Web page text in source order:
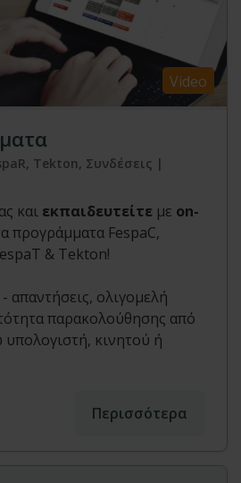
Video
Tekton, Συνδέσεις |
και εκπαιδευτείτε με on-
προγράμματα FespaC,
& Tekton!
απαντήσεις, oλιγομελή
παρακολούθησης από
κινητού ή
Περισσότερα